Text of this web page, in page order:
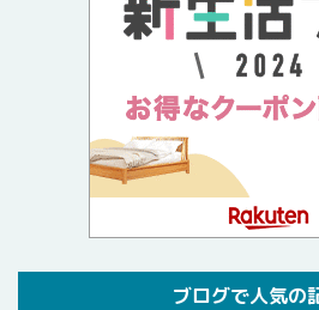
ブログで人気の